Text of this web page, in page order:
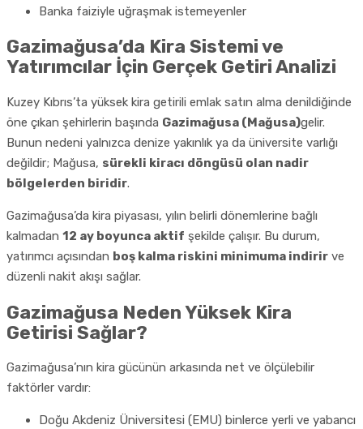
Banka faiziyle uğraşmak istemeyenler
Gazimağusa’da Kira Sistemi ve
Yatırımcılar İçin Gerçek Getiri Analizi
Kuzey Kıbrıs’ta yüksek kira getirili emlak satın alma denildiğinde
öne çıkan şehirlerin başında Gazimağusa (Mağusa)gelir.
Bunun nedeni yalnızca denize yakınlık ya da üniversite varlığı
değildir; Mağusa, sürekli kiracı döngüsü olan nadir
bölgelerden biridir.
Gazimağusa’da kira piyasası, yılın belirli dönemlerine bağlı
kalmadan 12 ay boyunca aktif şekilde çalışır. Bu durum,
yatırımcı açısından boş kalma riskini minimuma indirir ve
düzenli nakit akışı sağlar.
Gazimağusa Neden Yüksek Kira
Getirisi Sağlar?
Gazimağusa’nın kira gücünün arkasında net ve ölçülebilir
faktörler vardır:
Doğu Akdeniz Üniversitesi (EMU) binlerce yerli ve yabancı